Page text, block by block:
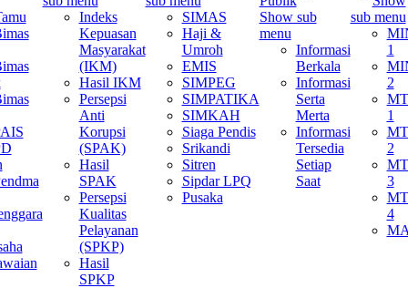
Indeks
Kepuasan
Masyarakat
(IKM)
Hasil IKM
Persepsi
Anti
Korupsi
(SPAK)
Hasil
SPAK
Persepsi
Kualitas
Pelayanan
(SPKP)
Hasil
SPKP
SIMAS
Haji &
Umroh
EMIS
SIMPEG
SIMPATIKA
SIMKAH
Siaga Pendis
Srikandi
Sitren
Sipdar LPQ
Pusaka
Show sub
menu
Informasi
Berkala
Informasi
Serta
Merta
Informasi
Tersedia
Setiap
Saat
sub menu
1
2
1
2
3
4